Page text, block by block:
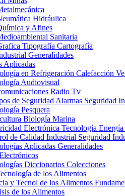
Hidráulica
y Afines
Sanitaria
Tipografía Cartografía
Generalidades
Aplicadas
en Refrigeración Calefacción
Audiovisual
Radio Tv
de Seguridad Alarmas Seguridad
Pesquera
Biología Marina
Electrónica Tecnología Energía
de Calidad Industrial Seguridad
Aplicadas Generalidades
Diccionarios Colecciones
de los Alimentos
y Tecnol de los Alimentos
de los Alimentos